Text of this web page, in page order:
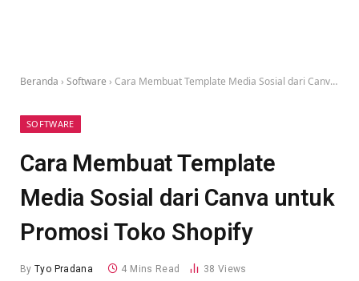
Beranda › Software › Cara Membuat Template Media Sosial dari Canva untuk Promosi Toko Shopify
SOFTWARE
Cara Membuat Template
Media Sosial dari Canva untuk
Promosi Toko Shopify
By Tyo Pradana 4 Mins Read 38 Views